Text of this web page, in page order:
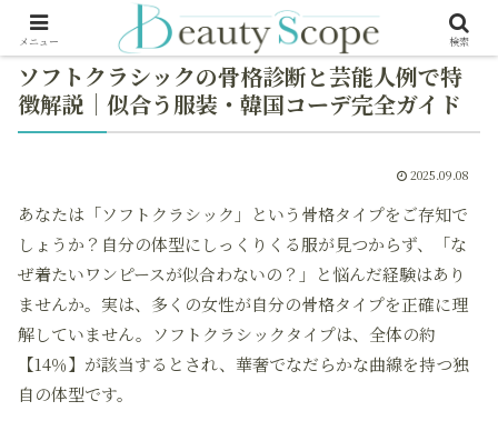
ソフトクラシックの骨格診断と芸能人例で特
徴解説｜似合う服装・韓国コーデ完全ガイド
2025.09.08
あなたは「ソフトクラシック」という骨格タイプをご存知で
しょうか？自分の体型にしっくりくる服が見つからず、「な
ぜ着たいワンピースが似合わないの？」と悩んだ経験はあり
ませんか。実は、多くの女性が自分の骨格タイプを正確に理
解していません。ソフトクラシックタイプは、全体の約
【14％】が該当するとされ、華奢でなだらかな曲線を持つ独
自の体型です。
メニュー 検索